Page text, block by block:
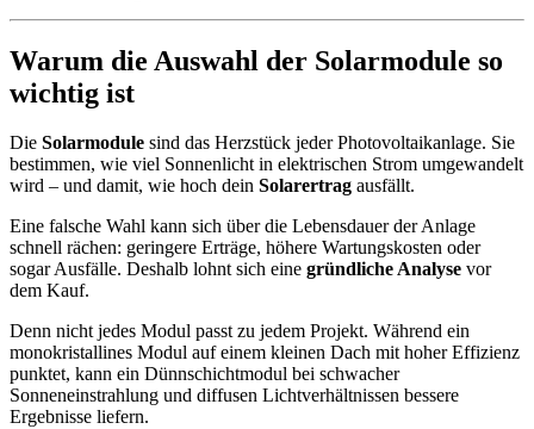
Warum die Auswahl der Solarmodule so
wichtig ist
Die Solarmodule sind das Herzstück jeder Photovoltaikanlage. Sie
bestimmen, wie viel Sonnenlicht in elektrischen Strom umgewandelt
wird – und damit, wie hoch dein Solarertrag ausfällt.
Eine falsche Wahl kann sich über die Lebensdauer der Anlage
schnell rächen: geringere Erträge, höhere Wartungskosten oder
sogar Ausfälle. Deshalb lohnt sich eine gründliche Analyse vor
dem Kauf.
Denn nicht jedes Modul passt zu jedem Projekt. Während ein
monokristallines Modul auf einem kleinen Dach mit hoher Effizienz
punktet, kann ein Dünnschichtmodul bei schwacher
Sonneneinstrahlung und diffusen Lichtverhältnissen bessere
Ergebnisse liefern.